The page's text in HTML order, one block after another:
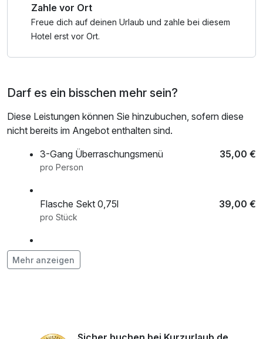
Zahle vor Ort
Freue dich auf deinen Urlaub und zahle bei diesem
Hotel erst vor Ort.
Darf es ein bisschen mehr sein?
Diese Leistungen können Sie hinzubuchen, sofern diese
nicht bereits im Angebot enthalten sind.
3-Gang Überraschungsmenü
35,00 €
pro Person
Flasche Sekt 0,75l 39,00 €
pro Stück
Flasche Wein 0,75l
pro Stück
Mehr anzeigen